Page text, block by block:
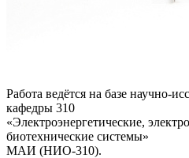
Работа ведётся на базе научно-
кафедры 310
«Электроэнергетические,
биотехнические системы»
МАИ (НИО-310).